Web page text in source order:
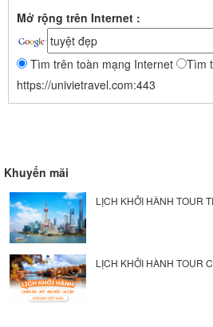
Mở rộng trên Internet :
Tìm trên toàn mạng Internet
Tìm
https://univietravel.com:443
Khuyến mãi
LỊCH KHỞI HÀNH TOUR
LỊCH KHỞI HÀNH TOUR